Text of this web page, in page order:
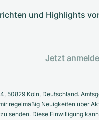
und Highlights
Jetzt
50829 Köln, Deutschland.
regelmäßig Neuigkeiten über
senden. Diese Einwilligung